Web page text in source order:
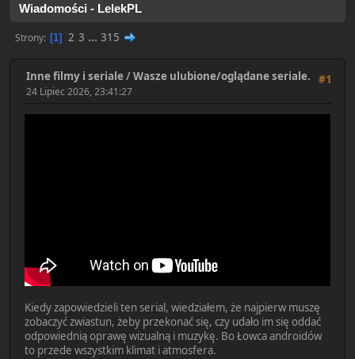
Wiadomości - LelekPL
Strony 1 2 3 ... 315
#1
Inne filmy i seriale/Wasze ulubione/oglądane seriale.
24 Lipiec 2026, 23:41:27
Kiedy zapowiedzieli ten serial, wiedziałem, że najpierw muszę
zobaczyć zwiastun, żeby przekonać się, czy udało im się oddać
odpowiednią oprawę wizualną i muzykę. Bo Łowca androidów
to przede wszystkim klimat i atmosfera.